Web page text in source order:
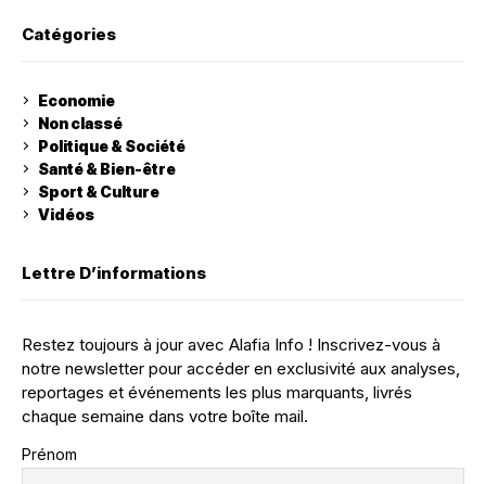
Catégories
Economie
Non classé
Politique & Société
Santé & Bien-être
Sport & Culture
Vidéos
Lettre D’informations
Restez toujours à jour avec Alafia Info ! Inscrivez-vous à
notre newsletter pour accéder en exclusivité aux analyses,
reportages et événements les plus marquants, livrés
chaque semaine dans votre boîte mail.
Prénom